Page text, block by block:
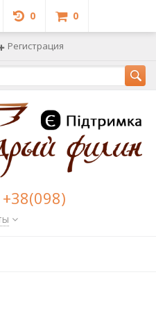
0 0
Регистрация